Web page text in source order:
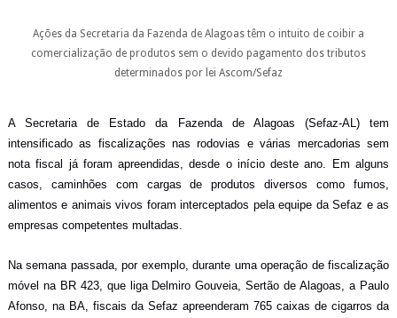
Ações da Secretaria da Fazenda de Alagoas têm o intuito de coibir a
comercialização de produtos sem o devido pagamento dos tributos
determinados por lei Ascom/Sefaz
A Secretariade Estado da Fazenda de Alagoas (Sefaz-AL) tem
intensificado as fiscalizações nas rodovias e várias mercadorias sem
nota fiscal já foram apreendidas, desde o início deste ano. Em alguns
casos, caminhões com cargas de produtos diversos como fumos,
alimentos e animais vivos foram interceptados pela equipe da Sefaz e as
empresas competentes multadas.
Na semana passada, por exemplo, durante uma operação de fiscalização
móvel na BR 423, que liga Delmiro Gouveia, Sertão de Alagoas, a Paulo
Afonso, na BA, fiscais da Sefaz apreenderam 765 caixas de cigarros da